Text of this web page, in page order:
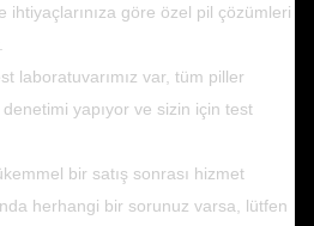
göre özel pil çözümleri
laboratuvarımız var, tüm piller
yapıyor ve sizin için test
bir satış sonrası hizmet
herhangi bir sorunuz varsa, lütfen